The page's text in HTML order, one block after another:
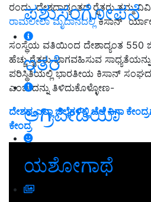
ಪಶುಸಂಗೋಪನೆ
ಇತರೆ
ಅಗ್ರಿಪೀಡಿಯಾ
ಯಶೋಗಾಥೆ
ರಂದು, ದೇಶದಾದ್ಯಂತದ ರೈತರು
ರಾಮಲೀಲಾ ಮೈದಾನದಲ್ಲಿಕಿಸಾನ್
ಸಂಸ್ಥೆಯ ವತಿಯಿಂದ ದೇಶಾದ್ಯಂತ 550
ಹೆಚ್ಚು ರೈತರು ಭಾಗವಹಿಸುವ
ಪರಿಸ್ಥಿತಿಯಲ್ಲಿ ಭಾರತೀಯ ಕಿಸಾನ್ ಸಂಘದ
ಎಂಬುದನ್ನು ತಿಳಿದುಕೊಳ್ಳೋಣ-
ದೇಶದ ಎಲ್ಲಾ ಜಿಲ್ಲೆಗಳಲ್ಲಿ ಬೆಲೆ ನಿಗಾ
ಕೇಂದ್ರ